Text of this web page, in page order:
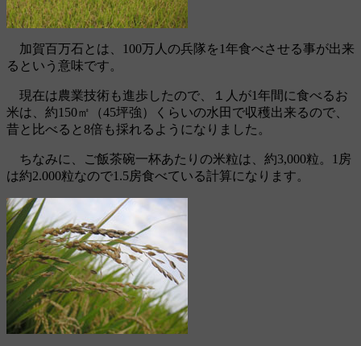
加賀百万石とは、100万人の兵隊を1年食べさせる事が出来
るという意味です。
現在は農業技術も進歩したので、１人が1年間に食べるお
米は、約150㎡（45坪強）くらいの水田で収穫出来るので、
昔と比べると8倍も採れるようになりました。
ちなみに、ご飯茶碗一杯あたりの米粒は、約3,000粒。1房
は約2.000粒なので1.5房食べている計算になります。